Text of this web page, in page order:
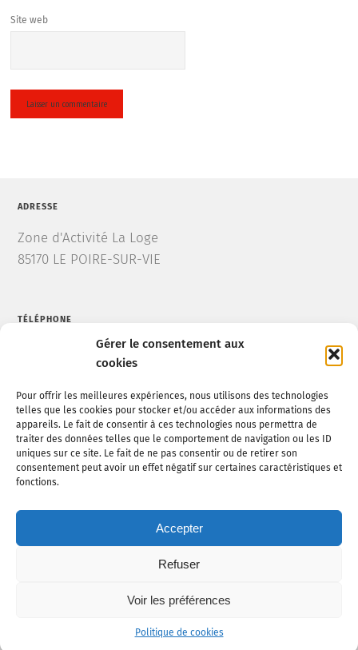
Gérer le consentement aux
cookies
Pour offrir les meilleures expériences, nous utilisons des technologies
telles que les cookies pour stocker et/ou accéder aux informations des
appareils. Le fait de consentir à ces technologies nous permettra de
traiter des données telles que le comportement de navigation ou les ID
uniques sur ce site. Le fait de ne pas consentir ou de retirer son
consentement peut avoir un effet négatif sur certaines caractéristiques et
fonctions.
Accepter
Refuser
Voir les préférences
Politique de cookies
Site web
ADRESSE
Zone d'Activité La Loge
85170 LE POIRE-SUR-VIE
TÉLÉPHONE
Tel : 02 52 20 11 75
MAIL
lrv.travauxpublics@eiffage.com